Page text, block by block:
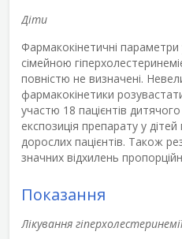
Діти
Фармакокінетичні параметри
сімейною
повністю не визначені.
фармакокінетики
участю 18 пацієнтів
експозиція препарату у
дорослих пацієнтів. Також
значних відхилень
Показання
Лікування